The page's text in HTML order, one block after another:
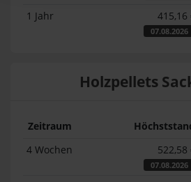
1 Jahr 415,16
07.08.2026
Holzpellets
Zeitraum
4 Wochen
522,58
07.08.2026